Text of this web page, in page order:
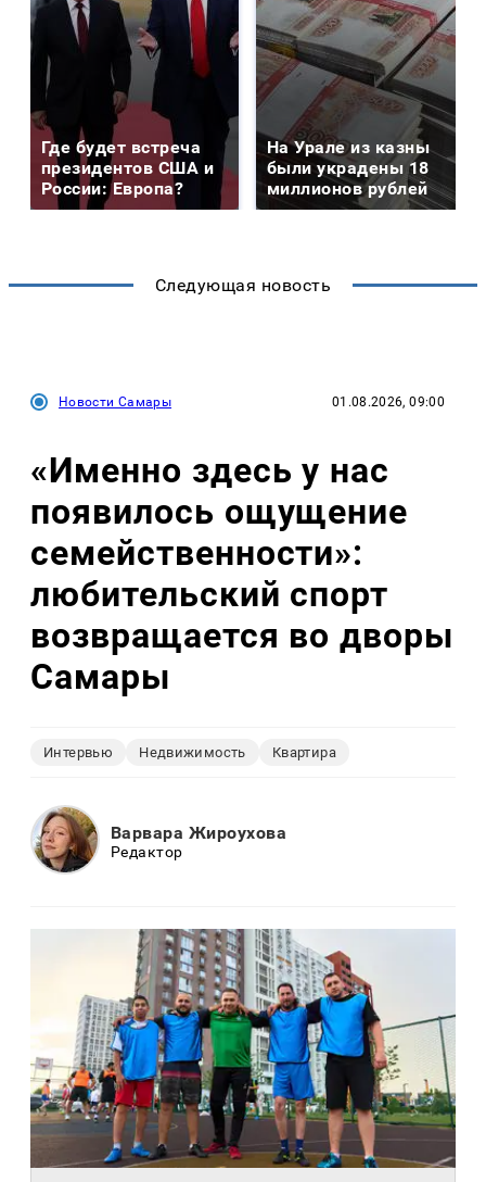
Где будет встреча
президентов США и
России: Европа?
На Урале из казны
были украдены 18
миллионов рублей
Следующая новость
Новости Самары 01.08.2026, 09:00
«Именно здесь у нас
появилось ощущение
семейственности»:
любительский спорт
возвращается во дворы
Самары
Интервью Недвижимость Квартира
Варвара Жироухова
Редактор